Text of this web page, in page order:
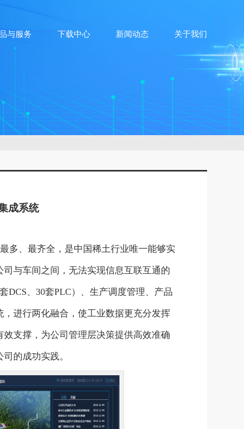
与服务 下载中心 新闻动态 关于我们
成系统
多、最齐全，是中国稀土行业唯一能够实
与车间之间，无法实现信息互联互通的
DCS、30套PLC）、生产调度管理、产品
进行两化融合，使工业数据更充分发挥
支撑，为公司管理层决策提供高效准确
的成功实践。